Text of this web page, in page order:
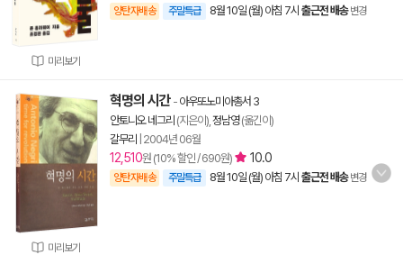
미리보기
양탄자배송 주말특급 8월 10일 (월) 아침 7시 출근전 배송 변경
미리보기
혁명의 시간 - 아우또노미아총서 3
안토니오 네그리 (지은이), 정남영(옮긴이)
갈무리
2004년 06월
12,510원 (10% 할인 / 690원) 10.0
양탄자배송 주말특급 8월 10일 (월) 아침 7시 출근전 배송 변경